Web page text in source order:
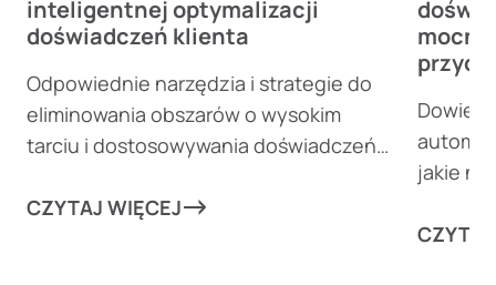
inteligentnej optymalizacji
doświadczeń klienta
Odpowiednie narzędzia i strategie do
eliminowania obszarów o wysokim
tarciu i dostosowywania doświadczeń
nowe wyżyny!
CZYTAJ WIĘCEJ
jakie